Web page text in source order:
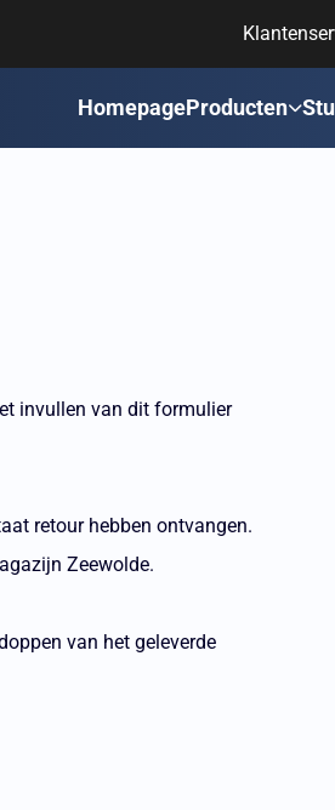
HomepageProducten
invullen van dit formulier
retour hebben ontvangen.
Zeewolde.
van het geleverde